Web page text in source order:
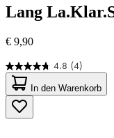
Lang
€ 9,90
4.8 (4)
4.8
von
5
Sternen.
4
In den Warenkorb